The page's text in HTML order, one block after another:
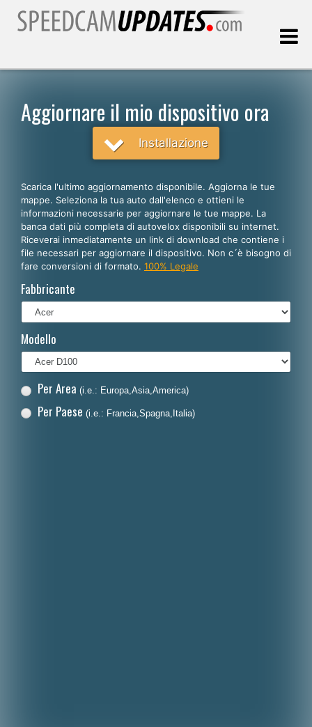
Italiano
English
Español
Deutsch
Polski
Dansk
Aggiornare il mio dispositivo ora
Installazione
Scarica l'ultimo aggiornamento disponibile. Aggiorna le tue
mappe. Seleziona la tua auto dall'elenco e ottieni le
informazioni necessarie per aggiornare le tue mappe. La
banca dati più completa di autovelox disponibili su internet.
Riceverai inmediatamente un link di download che contiene i
file necessari per aggiornare il dispositivo. Non c´è bisogno di
fare conversioni di formato. 100% Legale
Fabbricante
Modello
Per Area (i.e.: Europa,Asia,America)
Per Paese (i.e.: Francia,Spagna,Italia)